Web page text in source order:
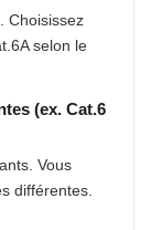
Choisissez
selon le
(ex. Cat.6
Vous
différentes.